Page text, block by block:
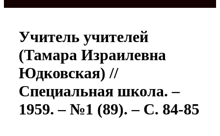
Учитель учителей
(Тамара Израилевна
Юдковская) //
Специальная школа. –
1959. – №1 (89). – С. 84-85